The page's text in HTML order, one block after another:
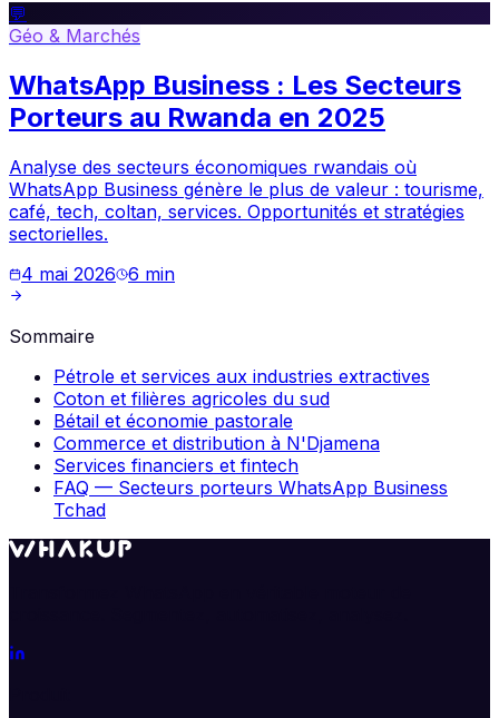
💬
Géo & Marchés
WhatsApp Business : Les Secteurs
Porteurs au Rwanda en 2025
Analyse des secteurs économiques rwandais où
WhatsApp Business génère le plus de valeur : tourisme,
café, tech, coltan, services. Opportunités et stratégies
sectorielles.
4 mai 2026 6 min
Sommaire
Pétrole et services aux industries extractives
Coton et filières agricoles du sud
Bétail et économie pastorale
Commerce et distribution à N'Djamena
Services financiers et fintech
FAQ — Secteurs porteurs WhatsApp Business
Tchad